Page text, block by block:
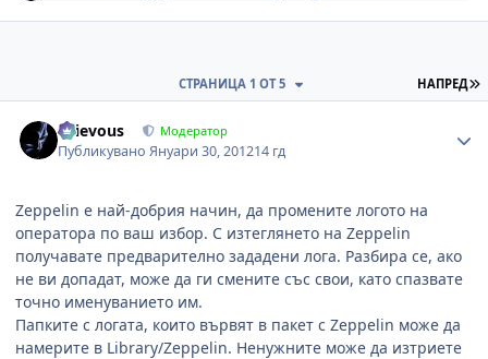
НАПРЕД
СТРАНИЦА 1 ОТ 5
Grievous Модератор
ПубликуваноЯнуари 30, 201214 гд
Zeppelin е най-добрия начин, да промените логото на
оператора по ваш избор. С изтеглянето на Zeppelin
получавате предварително зададени лога. Разбира се, ако
не ви допадат, може да ги смените със свои, като спазвате
точно именуванието им.
Папките с логата, които вървят в пакет с Zeppelin може да
намерите в Library/Zeppelin. Ненужните може да изтриете